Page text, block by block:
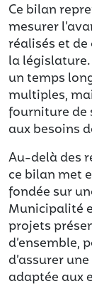
Ce bilan
mesurer
réalisés et
la législature.
un temps
multiples,
fourniture de
aux besoins
Au-delà des
ce bilan met
fondée sur
Municipalité
projets
d’ensemble,
d’assurer
adaptée aux